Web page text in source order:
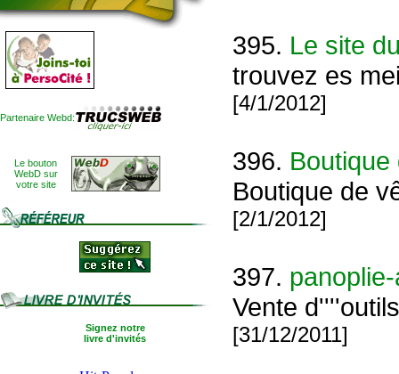
Partenaire Webd:
Le bouton
WebD sur
votre site
Signez notre
livre d'invités
395. Le site
trouvez es
[4/1/2012]
396.
Boutique de
[2/1/2012]
397.
Vente
[31/12/2011]